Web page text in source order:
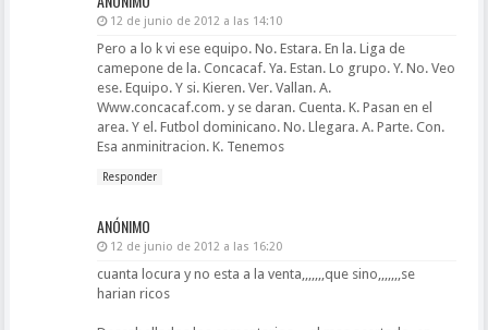
12 de junio de 2012 a las 14:10
Pero a lo k vi ese equipo. No. Estara. En la. Liga de
camepone de la. Concacaf. Ya. Estan. Lo grupo. Y. No. Veo
ese. Equipo. Y si. Kieren. Ver. Vallan. A.
Www.concacaf.com. y se daran. Cuenta. K. Pasan en el
area. Y el. Futbol dominicano. No. Llegara. A. Parte. Con.
Esa anminitracion. K. Tenemos
Responder
ANÓNIMO
12 de junio de 2012 a las 16:20
cuanta locura y no esta a la venta,,,,,,,que sino,,,,,,,se
harian ricos